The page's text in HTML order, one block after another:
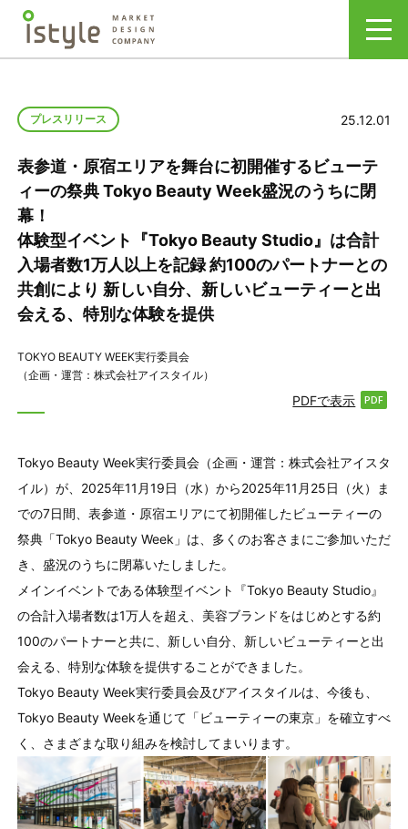
プレスリリース 25.12.01
表参道・原宿エリアを舞台に初開催するビューテ
ィーの祭典 Tokyo Beauty Week盛況のうちに閉
幕！
体験型イベント『Tokyo Beauty Studio』は合計
入場者数1万人以上を記録 約100のパートナーとの
共創により 新しい自分、新しいビューティーと出
会える、特別な体験を提供
TOKYO BEAUTY WEEK実行委員会
（企画・運営：株式会社アイスタイル）
PDFで表示
Tokyo Beauty Week実行委員会（企画・運営：株式会社アイスタ
イル）が、2025年11月19日（水）から2025年11月25日（火）ま
での7日間、表参道・原宿エリアにて初開催したビューティーの
祭典「Tokyo Beauty Week」は、多くのお客さまにご参加いただ
き、盛況のうちに閉幕いたしました。
メインイベントである体験型イベント『Tokyo Beauty Studio』
の合計入場者数は1万人を超え、美容ブランドをはじめとする約
100のパートナーと共に、新しい自分、新しいビューティーと出
会える、特別な体験を提供することができました。
Tokyo Beauty Week実行委員会及びアイスタイルは、今後も、
Tokyo Beauty Weekを通じて「ビューティーの東京」を確立すべ
く、さまざまな取り組みを検討してまいります。